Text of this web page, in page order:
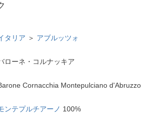
タリア ＞ アブルッツォ
ローネ・コルナッキア
Cornacchia Montepulciano d'Abruzzo
ンテプルチアーノ 100%